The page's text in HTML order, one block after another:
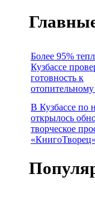
Более 95%
Кузбассе
готовность к
отопительному
В Кузбассе по
открылось
творческое
«КнигоТворец»